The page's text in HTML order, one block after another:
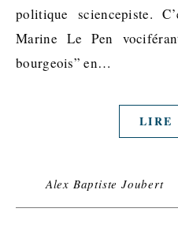
politique sciencepiste.
Marine Le Pen
bourgeois” en…
LIRE
Alex Baptiste Joubert